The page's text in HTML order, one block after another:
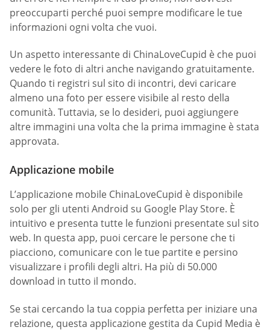
preoccuparti perché puoi sempre modificare le tue
informazioni ogni volta che vuoi.
Un aspetto interessante di ChinaLoveCupid è che puoi
vedere le foto di altri anche navigando gratuitamente.
Quando ti registri sul sito di incontri, devi caricare
almeno una foto per essere visibile al resto della
comunità. Tuttavia, se lo desideri, puoi aggiungere
altre immagini una volta che la prima immagine è stata
approvata.
Applicazione mobile
L’applicazione mobile ChinaLoveCupid è disponibile
solo per gli utenti Android su Google Play Store. È
intuitivo e presenta tutte le funzioni presentate sul sito
web. In questa app, puoi cercare le persone che ti
piacciono, comunicare con le tue partite e persino
visualizzare i profili degli altri. Ha più di 50.000
download in tutto il mondo.
Se stai cercando la tua coppia perfetta per iniziare una
relazione, questa applicazione gestita da Cupid Media è